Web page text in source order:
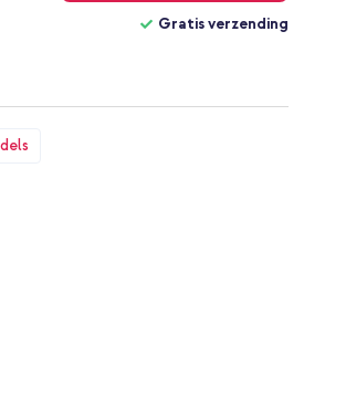
Gratis verzending
iPhone 17 Pro Max - Zwart + USB-C